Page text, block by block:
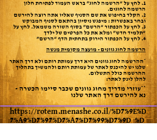
1. לחץ על “הרשמה לחוג” בראש העמוד לפתיחת חלון
הרשמה לחוגים.
2. הקלד בחיפוש את שם הסניף שאליו אתה רוצה להירשם
ובחר באפשרות : מיפגש ניסיון בהתאם לסניף המבוקש
3. לחץ על הכפתור “הרשם” בסוף השורה משמאל. לחץ על
“תלמיד חדש” ומלא את כל הפרטים של ילדך
4. לחץ על הכפתור הירוק בתחתית הדף “הרשם”
הרשמה לחוג גוונים - מועצה מקומית מנשה
*ההרשמה לחוג גוונים היא דרך עמותת רותם ולא דרך האתר
שלנו יש להיכנס לאתר של עמותת רותם ולהמשיך בתהליך
ההרשמה כולל התשלום.
להלן לינק לאתר:
https://rotem.menashe.co.il/%D7%9E%D
7%A9%D7%97%D7%A7%D7%99%D7%9D_%D
**עוזרי מדריך מחוג גוונים שכבר סיימו הכשרה -
נא להירשם דרך האתר שלנו